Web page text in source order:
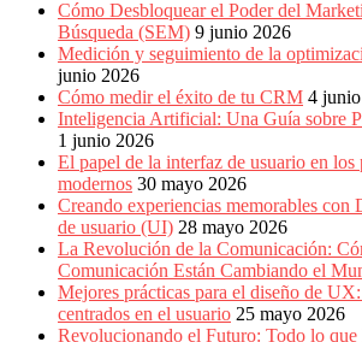
Cómo Desbloquear el Poder del
Búsqueda (SEM) 9 junio 2026
Medición y seguimiento de la
junio 2026
Cómo medir el éxito de tu CRM 4
Inteligencia Artificial: Una Guía sobre
1 junio 2026
El papel de la interfaz de usuario en los
modernos 30 mayo 2026
Creando experiencias memorables con
de usuario (UI) 28 mayo 2026
La Revolución de la Comunicación:
Comunicación Están Cambiando el
Mejores prácticas para el diseño de
centrados en el usuario 25 mayo 2026
Revolucionando el Futuro: Todo lo que